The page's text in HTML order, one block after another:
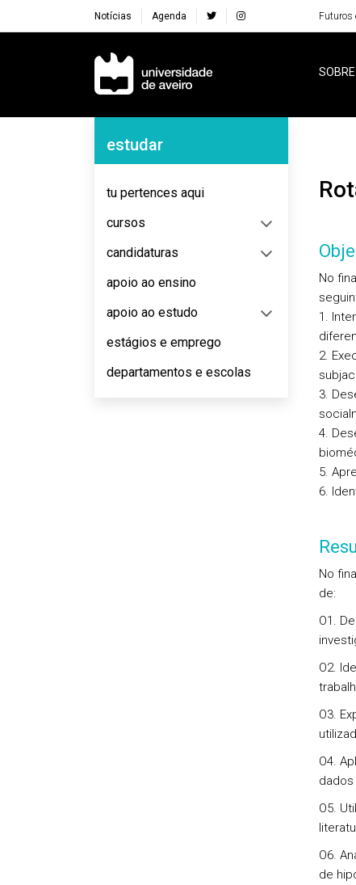
Notícias Agenda Futuros
Navegação Principal
Navegação Lateral
estudar
tu pertences aqui
cursos
candidaturas
apoio ao ensino
apoio ao estudo
estágios e emprego
departamentos e escolas
No
1.
2.
3.
4.
5.
6.
No
de:
O1.
O2.
O3.
O4.
O5.
O6.
de